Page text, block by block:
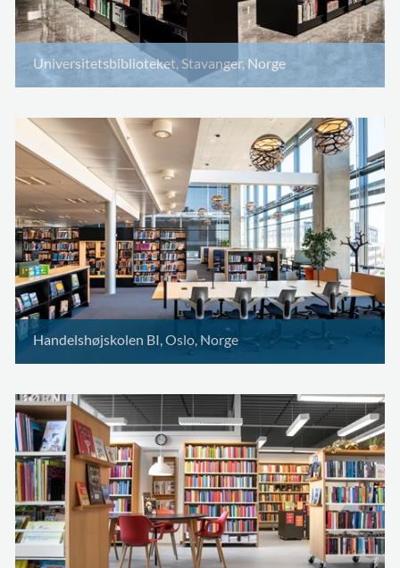
Universitetsbiblioteket, Stavanger, Norge
Handelshøjskolen BI, Oslo, Norge